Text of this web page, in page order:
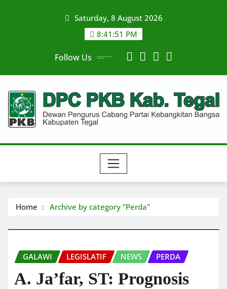
Saturday, 8 August 2026
8:41:52 PM
Follow Us
Home Archive by category "Perda"
GALAWI LEGISLATIF NEWS PERDA
A. Ja’far, ST: Prognosis